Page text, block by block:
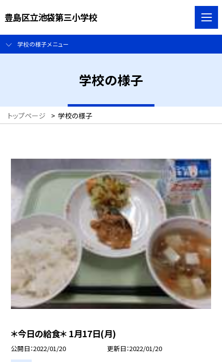
豊島区立池袋第三小学校
学校の様子メニュー
学校の様子
トップページ > 学校の様子
＊今日の給食＊ 1月17日(月)
公開日 2022/01/20 更新日 2022/01/20